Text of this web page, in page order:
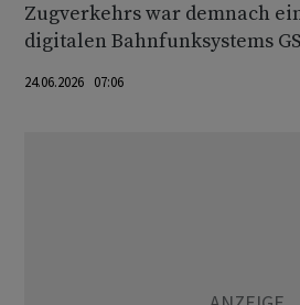
Zugverkehrs war demnach
digitalen Bahnfunksystems
24.06.2026 07:06